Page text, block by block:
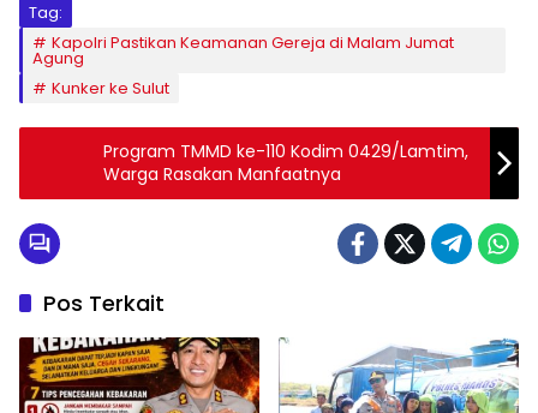
Tag:
Kapolri Pastikan Keamanan Gereja di Malam Jumat
Agung
Kunker ke Sulut
Program TMMD ke-110 Kodim 0429/Lamtim,
Warga Rasakan Manfaatnya
Pos Terkait